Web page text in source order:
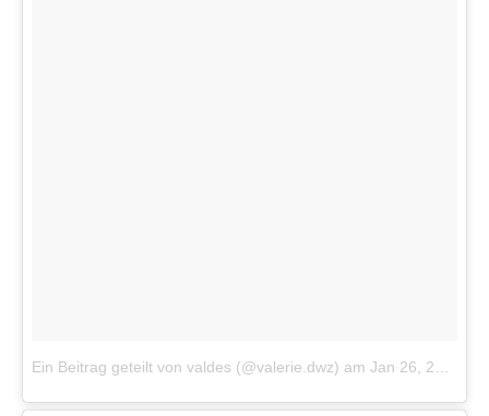
Ein Beitrag geteilt von valdes (@valerie.dwz) am Jan 26, 2018 um 3:59 PST